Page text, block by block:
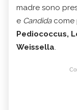
madre sono
e Candidacome
Pediococcus,
Weissella.